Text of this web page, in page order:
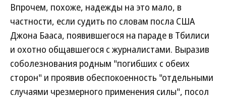
Впрочем, похоже, надежды на это мало, в
частности, если судить по словам посла США
Джона Бааса, появившегося на параде в Тбилиси
и охотно общавшегося с журналистами. Выразив
соболезнования родным "погибших с обеих
сторон" и проявив обеспокоенность "отдельными
случаями чрезмерного применения силы", посол